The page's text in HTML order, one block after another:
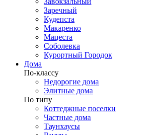
Заречный
Кудепста
Макаренко
Мацеста
Соболевка
Курортный Городок
Дома
По-классу
Недорогие дома
Элитные дома
По типу
Коттеджные поселки
Частные дома
Таунхаусы